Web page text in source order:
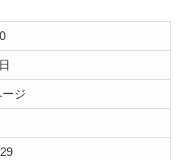
ジ